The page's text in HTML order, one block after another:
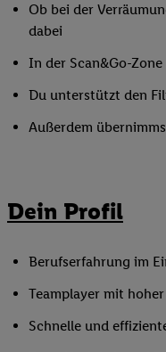
Ob bei der
dabei
In der Scan&Go-
Du unterstützt den
Außerdem
Dein Profil
Berufserfahrung im
Teamplayer mit
Schnelle und